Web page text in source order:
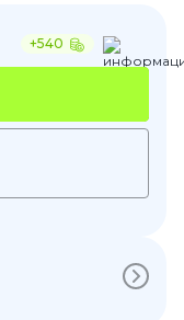
+540